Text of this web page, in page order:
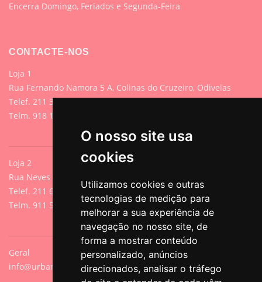
O nosso site usa
cookies
Utilizamos cookies e outras
tecnologias de medição para
melhorar a sua experiência de
navegação no nosso site, de
forma a mostrar conteúdo
personalizado, anúncios
direcionados, analisar o tráfego
Encerra Domingo, Feriados e Segunda-Feira
CONTACTE-NOS
Loja 1
Rua Fernando Namora 5 A, Colinas do Cruzeiro, Odivelas
Telef. 211 395 882 (Chamada para rede fixa nacional)
Telm. 918 107 618 (Chamada para rede móvel nacional)
Loja 2
Rua Neves de Sousa 13A, Cacilhas, Oeiras
Telef. 211 640 788 (Chamada para rede fixa nacional)
Telm. 911 571 542 (Chamada para rede móvel nacional)
Geral
info@urbanpets.pt